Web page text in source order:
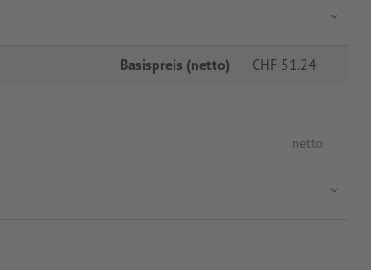
Basispreis (netto) CHF 51.24
netto